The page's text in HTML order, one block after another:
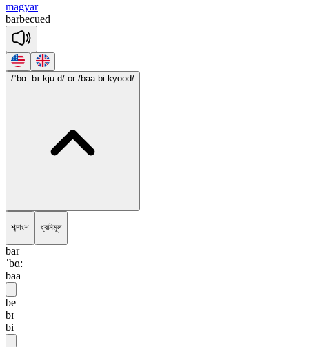
magyar
barbecued
/ˈbɑ:.bɪ.kju:d/ or /baa.bi.kyood/
শব্দাংশ ধ্বনিমূল
bar
ˈbɑ:
baa
be
bɪ
bi